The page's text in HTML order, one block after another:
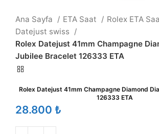
Ana Sayfa ETA Saat
Rolex ETA
Datejust swiss
Rolex Datejust 41mm Champagne
Jubilee Bracelet 126333 ETA
Rolex Datejust 41mm Champagne Diamond
126333 ETA
₺